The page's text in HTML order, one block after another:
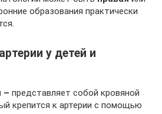
образования практически
у детей и
– представляет собой кровяной
крепится к артерии с помощью